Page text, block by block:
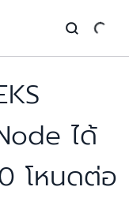
ได้
โหนดต่อ